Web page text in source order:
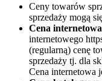
Ceny towarów
sprzedaży mogą
Cena internetowa
internetowego
(regularną) cenę
sprzedaży tj. dla
Cena internetowa